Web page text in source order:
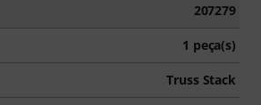
207279
1 peça(s)
Truss Stack